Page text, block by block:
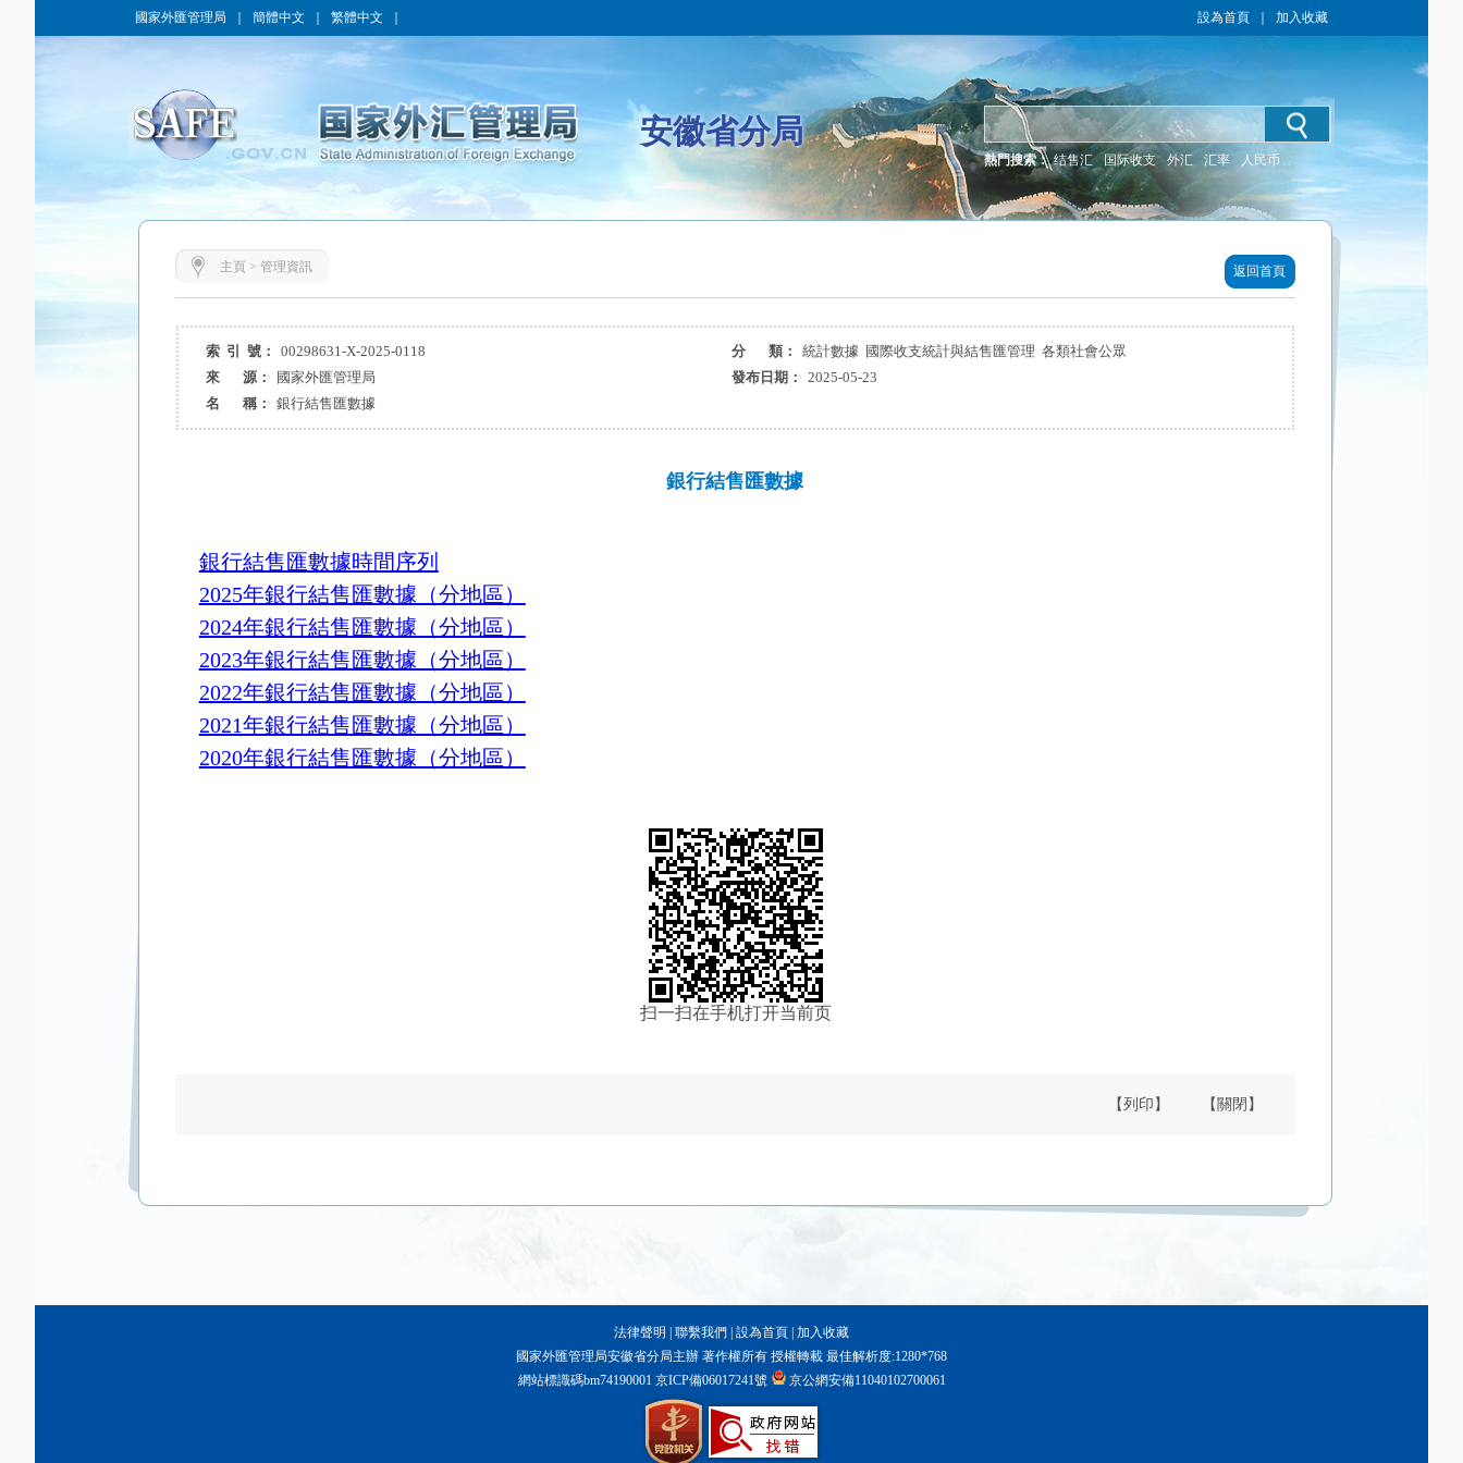
國家外匯管理局 簡體中文 繁體中文 設為首頁 加入收藏
安徽省分局
熱門搜索： 结售汇 国际收支 外汇 汇率 人民币
主頁 > 管理資訊 返回首頁
索 引 號： 00298631-X-2025-0118 分 類：
統計數據 國際收支統計與結售匯管理 各類社會公眾
來 源：
國家外匯管理局 發布日期：
2025-05-23
名 稱：
銀行結售匯數據
銀行結售匯數據
銀行結售匯數據時間序列
2025年銀行結售匯數據（分地區）
2024年銀行結售匯數據（分地區）
2023年銀行結售匯數據（分地區）
2022年銀行結售匯數據（分地區）
2021年銀行結售匯數據（分地區）
2020年銀行結售匯數據（分地區）
扫一扫在手机打开当前页
【列印】 【關閉】
法律聲明 聯繫我們 設為首頁 加入收藏
國家外匯管理局安徽省分局主辦 著作權所有 授權轉載 最佳解析度:1280*768
網站標識碼bm74190001京ICP備06017241號 京公網安備11040102700061